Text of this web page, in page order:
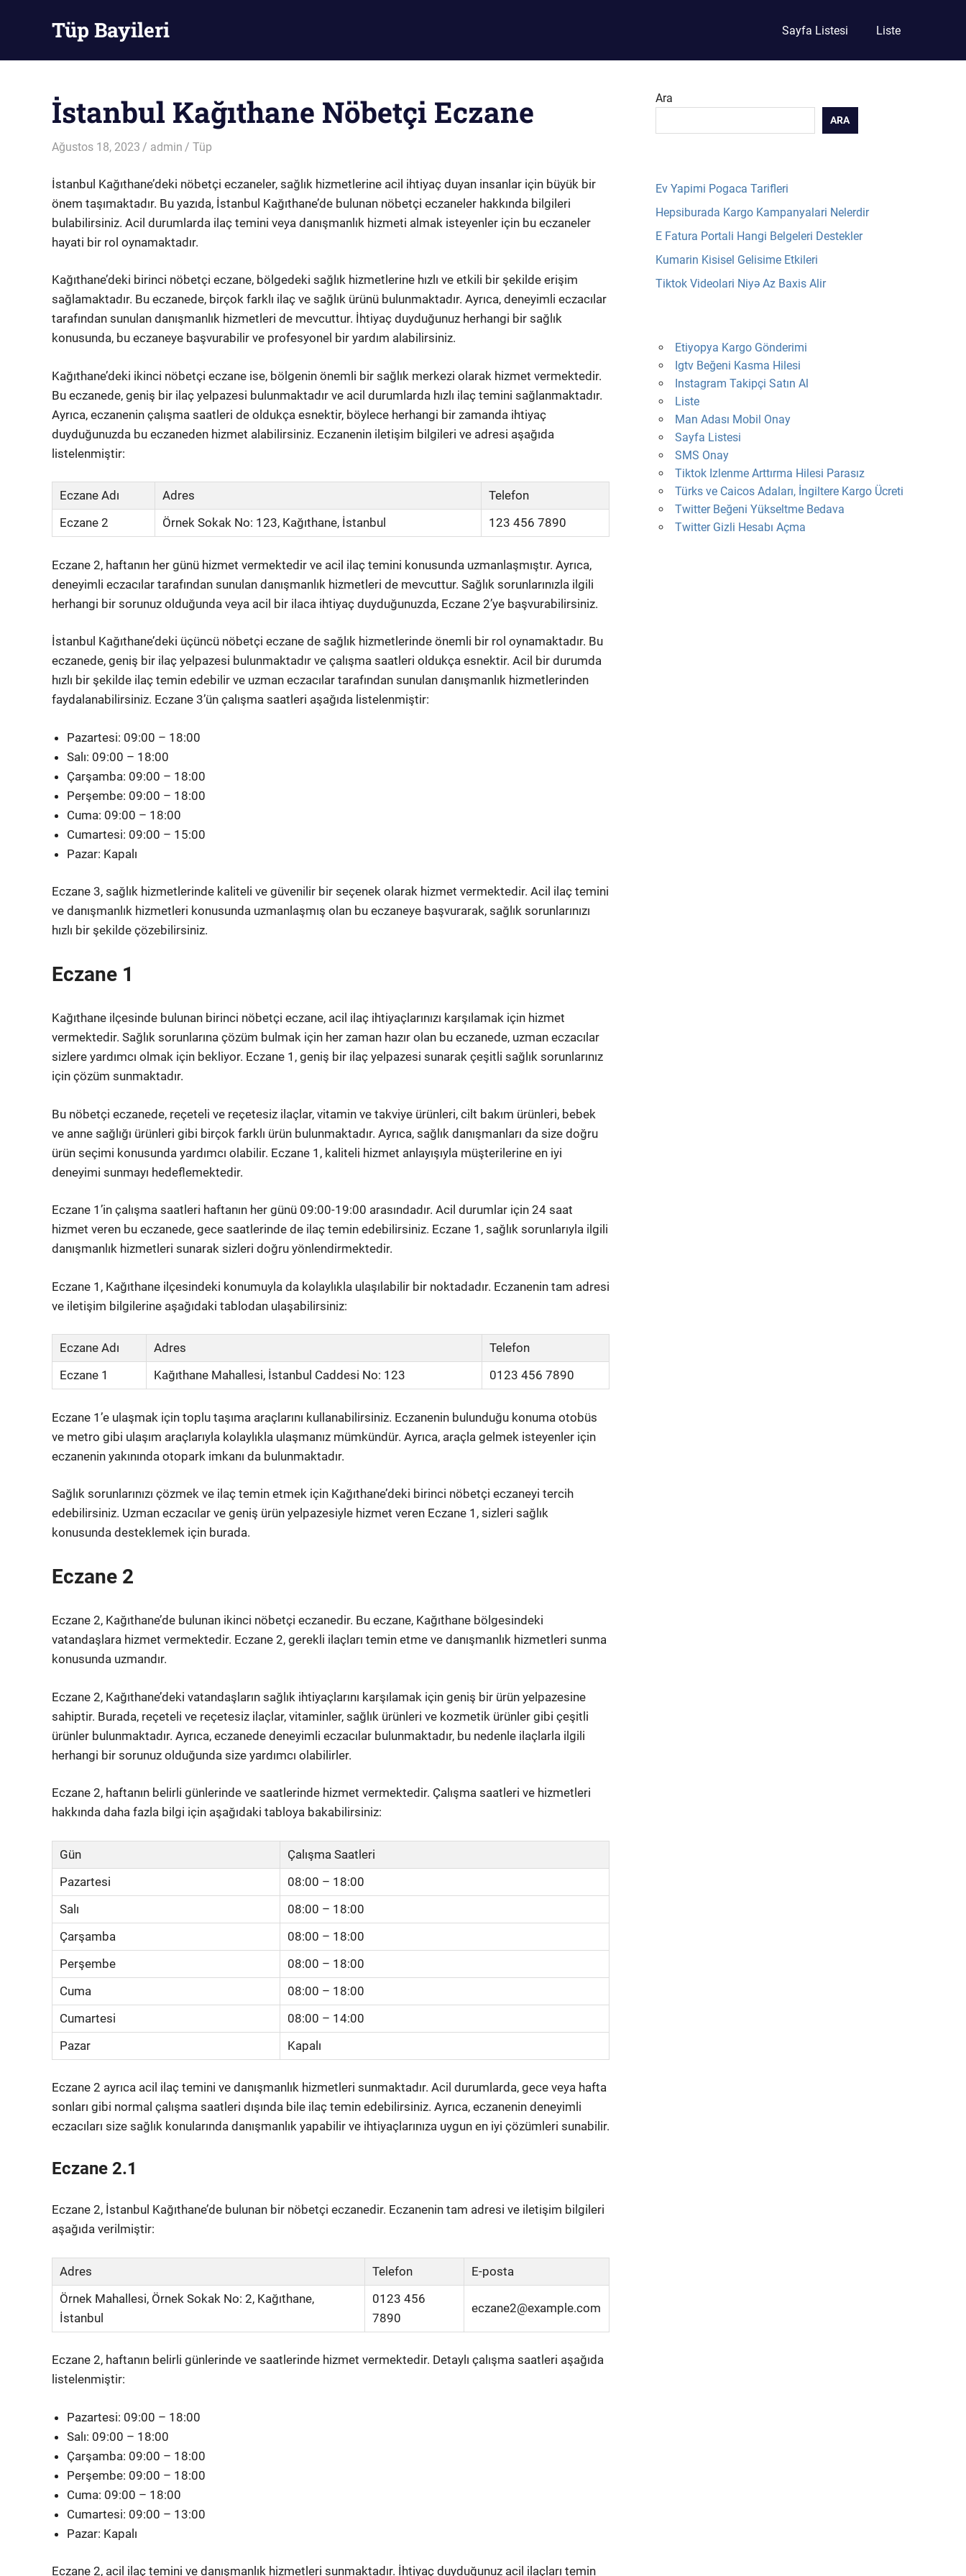
Tüp Bayileri Sayfa Listesi Liste
İstanbul Kağıthane Nöbetçi Eczane
Ağustos 18, 2023 admin Tüp
İstanbul Kağıthane’deki nöbetçi eczaneler, sağlık hizmetlerine acil ihtiyaç duyan insanlar için büyük bir
önem taşımaktadır. Bu yazıda, İstanbul Kağıthane’de bulunan nöbetçi eczaneler hakkında bilgileri
bulabilirsiniz. Acil durumlarda ilaç temini veya danışmanlık hizmeti almak isteyenler için bu eczaneler
hayati bir rol oynamaktadır.
Kağıthane’deki birinci nöbetçi eczane, bölgedeki sağlık hizmetlerine hızlı ve etkili bir şekilde erişim
sağlamaktadır. Bu eczanede, birçok farklı ilaç ve sağlık ürünü bulunmaktadır. Ayrıca, deneyimli eczacılar
tarafından sunulan danışmanlık hizmetleri de mevcuttur. İhtiyaç duyduğunuz herhangi bir sağlık
konusunda, bu eczaneye başvurabilir ve profesyonel bir yardım alabilirsiniz.
Kağıthane’deki ikinci nöbetçi eczane ise, bölgenin önemli bir sağlık merkezi olarak hizmet vermektedir.
Bu eczanede, geniş bir ilaç yelpazesi bulunmaktadır ve acil durumlarda hızlı ilaç temini sağlanmaktadır.
Ayrıca, eczanenin çalışma saatleri de oldukça esnektir, böylece herhangi bir zamanda ihtiyaç
duyduğunuzda bu eczaneden hizmet alabilirsiniz. Eczanenin iletişim bilgileri ve adresi aşağıda
listelenmiştir:
Eczane Adı Adres
Telefon
Eczane 2
Örnek Sokak No: 123, Kağıthane, İstanbul 123 456 7890
Eczane 2, haftanın her günü hizmet vermektedir ve acil ilaç temini konusunda uzmanlaşmıştır. Ayrıca,
deneyimli eczacılar tarafından sunulan danışmanlık hizmetleri de mevcuttur. Sağlık sorunlarınızla ilgili
herhangi bir sorunuz olduğunda veya acil bir ilaca ihtiyaç duyduğunuzda, Eczane 2’ye başvurabilirsiniz.
İstanbul Kağıthane’deki üçüncü nöbetçi eczane de sağlık hizmetlerinde önemli bir rol oynamaktadır. Bu
eczanede, geniş bir ilaç yelpazesi bulunmaktadır ve çalışma saatleri oldukça esnektir. Acil bir durumda
hızlı bir şekilde ilaç temin edebilir ve uzman eczacılar tarafından sunulan danışmanlık hizmetlerinden
faydalanabilirsiniz. Eczane 3’ün çalışma saatleri aşağıda listelenmiştir:
Pazartesi: 09:00 – 18:00
Salı: 09:00 – 18:00
Çarşamba: 09:00 – 18:00
Perşembe: 09:00 – 18:00
Cuma: 09:00 – 18:00
Cumartesi: 09:00 – 15:00
Pazar: Kapalı
Eczane 3, sağlık hizmetlerinde kaliteli ve güvenilir bir seçenek olarak hizmet vermektedir. Acil ilaç temini
ve danışmanlık hizmetleri konusunda uzmanlaşmış olan bu eczaneye başvurarak, sağlık sorunlarınızı
hızlı bir şekilde çözebilirsiniz.
Eczane 1
Kağıthane ilçesinde bulunan birinci nöbetçi eczane, acil ilaç ihtiyaçlarınızı karşılamak için hizmet
vermektedir. Sağlık sorunlarına çözüm bulmak için her zaman hazır olan bu eczanede, uzman eczacılar
sizlere yardımcı olmak için bekliyor. Eczane 1, geniş bir ilaç yelpazesi sunarak çeşitli sağlık sorunlarınız
için çözüm sunmaktadır.
Bu nöbetçi eczanede, reçeteli ve reçetesiz ilaçlar, vitamin ve takviye ürünleri, cilt bakım ürünleri, bebek
ve anne sağlığı ürünleri gibi birçok farklı ürün bulunmaktadır. Ayrıca, sağlık danışmanları da size doğru
ürün seçimi konusunda yardımcı olabilir. Eczane 1, kaliteli hizmet anlayışıyla müşterilerine en iyi
deneyimi sunmayı hedeflemektedir.
Eczane 1’in çalışma saatleri haftanın her günü 09:00-19:00 arasındadır. Acil durumlar için 24 saat
hizmet veren bu eczanede, gece saatlerinde de ilaç temin edebilirsiniz. Eczane 1, sağlık sorunlarıyla ilgili
danışmanlık hizmetleri sunarak sizleri doğru yönlendirmektedir.
Eczane 1, Kağıthane ilçesindeki konumuyla da kolaylıkla ulaşılabilir bir noktadadır. Eczanenin tam adresi
ve iletişim bilgilerine aşağıdaki tablodan ulaşabilirsiniz:
Eczane Adı Adres
Telefon
Eczane 1
Kağıthane Mahallesi, İstanbul Caddesi No: 123 0123 456 7890
Eczane 1’e ulaşmak için toplu taşıma araçlarını kullanabilirsiniz. Eczanenin bulunduğu konuma otobüs
ve metro gibi ulaşım araçlarıyla kolaylıkla ulaşmanız mümkündür. Ayrıca, araçla gelmek isteyenler için
eczanenin yakınında otopark imkanı da bulunmaktadır.
Sağlık sorunlarınızı çözmek ve ilaç temin etmek için Kağıthane’deki birinci nöbetçi eczaneyi tercih
edebilirsiniz. Uzman eczacılar ve geniş ürün yelpazesiyle hizmet veren Eczane 1, sizleri sağlık
konusunda desteklemek için burada.
Eczane 2
Eczane 2, Kağıthane’de bulunan ikinci nöbetçi eczanedir. Bu eczane, Kağıthane bölgesindeki
vatandaşlara hizmet vermektedir. Eczane 2, gerekli ilaçları temin etme ve danışmanlık hizmetleri sunma
konusunda uzmandır.
Eczane 2, Kağıthane’deki vatandaşların sağlık ihtiyaçlarını karşılamak için geniş bir ürün yelpazesine
sahiptir. Burada, reçeteli ve reçetesiz ilaçlar, vitaminler, sağlık ürünleri ve kozmetik ürünler gibi çeşitli
ürünler bulunmaktadır. Ayrıca, eczanede deneyimli eczacılar bulunmaktadır, bu nedenle ilaçlarla ilgili
herhangi bir sorunuz olduğunda size yardımcı olabilirler.
Eczane 2, haftanın belirli günlerinde ve saatlerinde hizmet vermektedir. Çalışma saatleri ve hizmetleri
hakkında daha fazla bilgi için aşağıdaki tabloya bakabilirsiniz:
Gün
Çalışma Saatleri
Pazartesi
08:00 – 18:00
Salı
08:00 – 18:00
Çarşamba
08:00 – 18:00
Perşembe
08:00 – 18:00
Cuma
08:00 – 18:00
Cumartesi
08:00 – 14:00
Pazar
Kapalı
Eczane 2 ayrıca acil ilaç temini ve danışmanlık hizmetleri sunmaktadır. Acil durumlarda, gece veya hafta
sonları gibi normal çalışma saatleri dışında bile ilaç temin edebilirsiniz. Ayrıca, eczanenin deneyimli
eczacıları size sağlık konularında danışmanlık yapabilir ve ihtiyaçlarınıza uygun en iyi çözümleri sunabilir.
Eczane 2.1
Eczane 2, İstanbul Kağıthane’de bulunan bir nöbetçi eczanedir. Eczanenin tam adresi ve iletişim bilgileri
aşağıda verilmiştir:
Adres Telefon
E-posta
Örnek Mahallesi, Örnek Sokak No: 2, Kağıthane,
İstanbul
0123 456
7890
eczane2@example.com
Eczane 2, haftanın belirli günlerinde ve saatlerinde hizmet vermektedir. Detaylı çalışma saatleri aşağıda
listelenmiştir:
Pazartesi: 09:00 – 18:00
Salı: 09:00 – 18:00
Çarşamba: 09:00 – 18:00
Perşembe: 09:00 – 18:00
Cuma: 09:00 – 18:00
Cumartesi: 09:00 – 13:00
Pazar: Kapalı
Eczane 2, acil ilaç temini ve danışmanlık hizmetleri sunmaktadır. İhtiyaç duyduğunuz acil ilaçları temin
Ara
ARA
Ev Yapimi Pogaca Tarifleri
Hepsiburada Kargo Kampanyalari Nelerdir
E Fatura Portali Hangi Belgeleri Destekler
Kumarin Kisisel Gelisime Etkileri
Tiktok Videolari Niyə Az Baxis Alir
Etiyopya Kargo Gönderimi
Igtv Beğeni Kasma Hilesi
Instagram Takipçi Satın Al
Liste
Man Adası Mobil Onay
Sayfa Listesi
SMS Onay
Tiktok Izlenme Arttırma Hilesi Parasız
Türks ve Caicos Adaları, İngiltere Kargo Ücreti
Twitter Beğeni Yükseltme Bedava
Twitter Gizli Hesabı Açma